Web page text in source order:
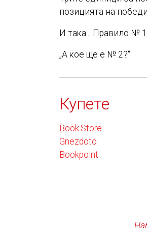
позицията на
И така... Правило №
„А кое ще е № 2?“
Купете
Book.Store
Gnezdoto
Bookpoint